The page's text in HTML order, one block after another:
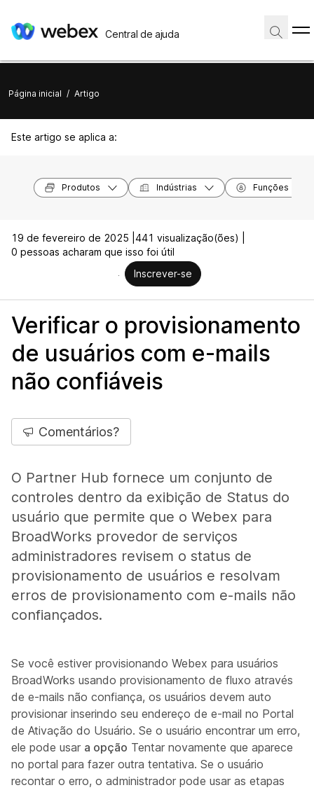
Central de ajuda
Página inicial / Artigo
Este artigo se aplica a:
Produtos Indústrias Funções
19 de fevereiro de 2025 | 441 visualização(ões) |
0 pessoas acharam que isso foi útil
Inscrever-se
Verificar o provisionamento
de usuários com e-mails
não confiáveis
Comentários?
O Partner Hub fornece um conjunto de
controles dentro da exibição de Status do
usuário que permite que o Webex para
BroadWorks provedor de serviços
administradores revisem o status de
provisionamento de usuários e resolvam
erros de provisionamento com e-mails não
confiançados.
Se você estiver provisionando Webex para usuários
BroadWorks usando provisionamento de fluxo através
de e-mails não confiança, os usuários devem auto
provisionar inserindo seu endereço de e-mail no Portal
de Ativação do Usuário. Se o usuário encontrar um erro,
ele pode usar a opção Tentar novamente que aparece
no portal para fazer outra tentativa. Se o usuário
recontar o erro, o administrador pode usar as etapas